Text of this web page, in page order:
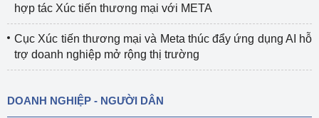
hợp tác Xúc tiến thương mại với META
Cục Xúc tiến thương mại và Meta thúc đẩy ứng dụng AI hỗ
trợ doanh nghiệp mở rộng thị trường
DOANH NGHIỆP - NGƯỜI DÂN